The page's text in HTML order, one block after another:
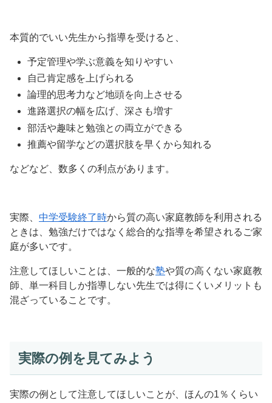
本質的でいい先生から指導を受けると、
予定管理や学ぶ意義を知りやすい
自己肯定感を上げられる
論理的思考力など地頭を向上させる
進路選択の幅を広げ、深さも増す
部活や趣味と勉強との両立ができる
推薦や留学などの選択肢を早くから知れる
などなど、数多くの利点があります。
実際、 中学受験終了時から質の高い家庭教師を利用される
ときは、勉強だけではなく総合的な指導を希望されるご家
庭が多いです。
注意してほしいことは、一般的な塾や質の高くない家庭教
師、単一科目しか指導しない先生では得にくいメリットも
混ざっていることです。
実際の例を見てみよう
実際の例として注意してほしいことが、ほんの1％くらい